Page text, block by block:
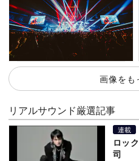
画像をも
リアルサウンド厳選記事
連載
ロッ
司